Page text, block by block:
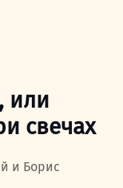
или
свечах
и Борис